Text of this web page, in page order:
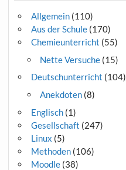
Allgemein(110)
Aus der Schule(170)
Chemieunterricht (55)
Nette Versuche(15)
Deutschunterricht (104)
Anekdoten(8)
Englisch(1)
Gesellschaft (247)
Linux (5)
Methoden(106)
Moodle(38)